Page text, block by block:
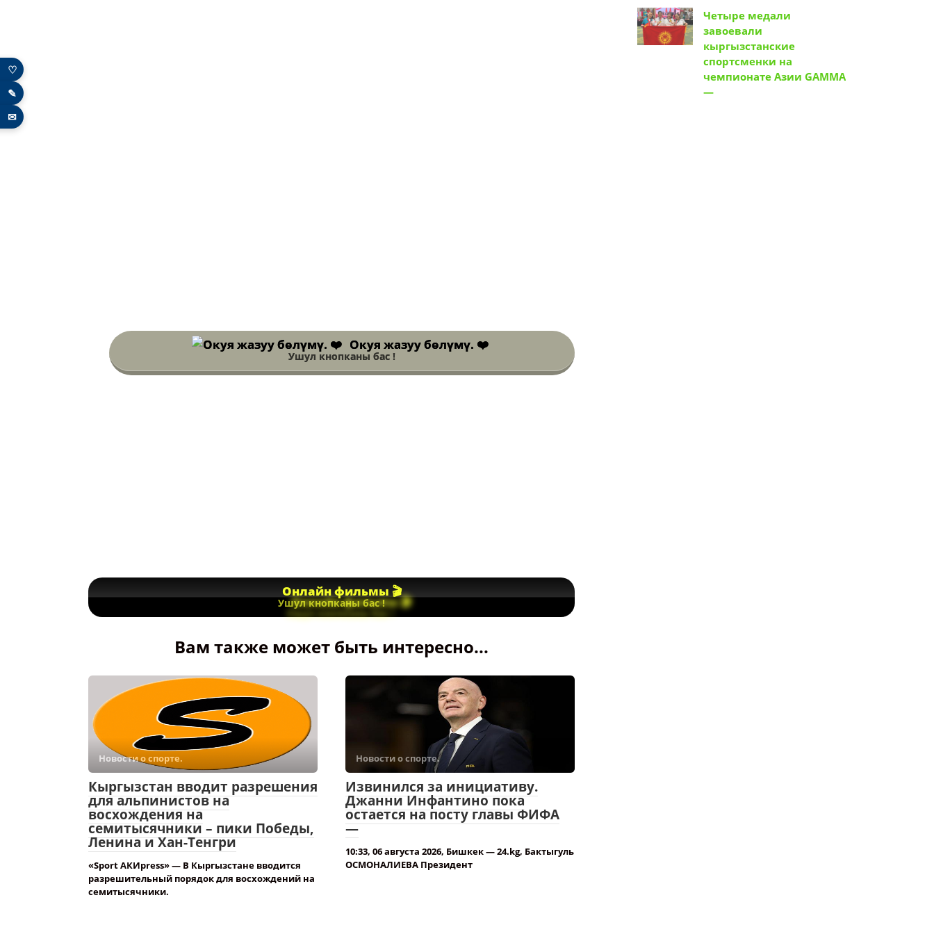
Окуя жазуу бөлүмү. ❤️
Ушул кнопканы бас !
Онлайн фильмы 🎬
Ушул кнопканы бас !
Вам также может быть интересно...
Новости о спорте.
Кыргызстан вводит разрешения
для альпинистов на
восхождения на
семитысячники – пики Победы,
Ленина и Хан-Тенгри
«Sport АКИpress» — В Кыргызстане вводится
разрешительный порядок для восхождений на
семитысячники.
Новости о спорте.
Извинился за инициативу.
Джанни Инфантино пока
остается на посту главы ФИФА
—
10:33, 06 августа 2026, Бишкек — 24.kg, Бактыгуль
ОСМОНАЛИЕВА Президент
Четыре медали
завоевали
кыргызстанские
спортсменки на
чемпионате Азии GAMMA
—
♡
✎
✉